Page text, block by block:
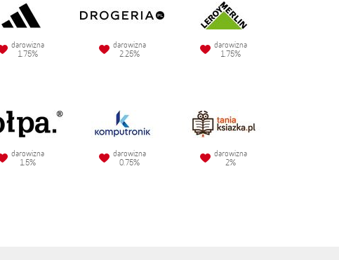
darowizna
1.75%
darowizna
2.25%
darowizna
1.75%
darowizna
1.5%
darowizna
0.75%
darowizna
2%